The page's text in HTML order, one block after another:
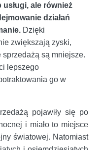
ale również
działań
Dzięki
zwiększają zyski,
są mniejsze.
lepszego
go w
pojawiły się po
i miało to miejsce
światowej. Natomiast